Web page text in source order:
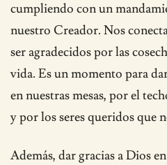
cumpliendo con un
nuestro Creador. Nos
ser agradecidos por las
vida. Es un momento para
en nuestras mesas, por el
y por los seres queridos que
Además, dar gracias a Dios